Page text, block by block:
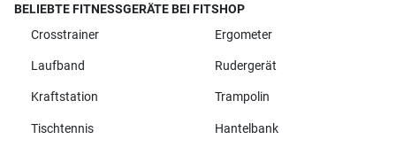
BELIEBTE FITNESSGERÄTE BEI FITSHOP
Crosstrainer
Ergometer
Laufband Rudergerät
Kraftstation Trampolin
Tischtennis Hantelbank